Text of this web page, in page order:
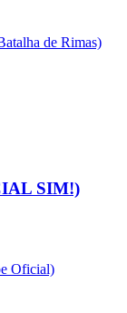
de Rimas)
SIM!)
Oficial)